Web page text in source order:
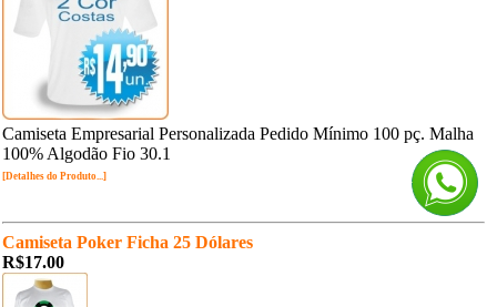
Camiseta Empresarial Personalizada Pedido Mínimo 100 pç. Malha
100% Algodão Fio 30.1
[Detalhes do Produto...]
Camiseta Poker Ficha 25 Dólares
R$17.00